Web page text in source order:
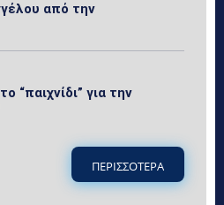
από την
“παιχνίδι” για την
ΠΕΡΙΣΣΟΤΕΡΑ